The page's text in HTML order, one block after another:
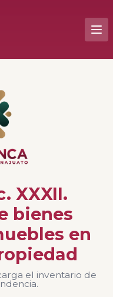
XXXII.
bienes
en
el inventario de